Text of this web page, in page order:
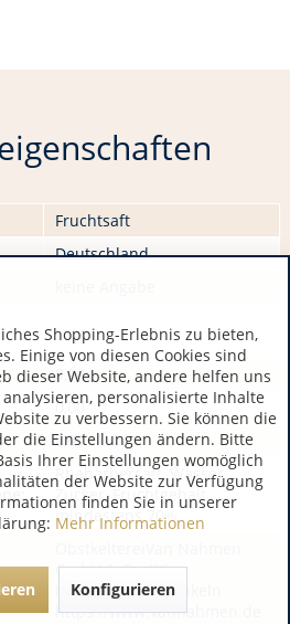
Fruchtsaft
Deutschland
0,00
0,00
0,00
Rhabarbersaft, Wasser,
Zucker, Fruchtgehalt
mindestens 70%
GmbH & Co. KG
DE 46499 Hamminkeln
https://www.vannahmen.de
Shopping-Erlebnis zu bieten,
Einige von diesen Cookies sind
dieser Website, andere helfen uns
personalisierte Inhalte
zu verbessern. Sie können die
die Einstellungen ändern. Bitte
Ihrer Einstellungen womöglich
der Website zur Verfügung
finden Sie in unserer
Mehr Informationen
Konfigurieren